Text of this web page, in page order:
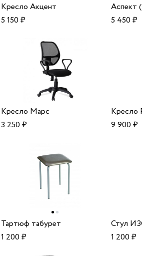
Кресло Акцент
5 150₽
Аспект
5 450₽
Кресло Марс
3 250₽
Кресло
9 900₽
Тартюф табурет
1 200₽
1 200₽